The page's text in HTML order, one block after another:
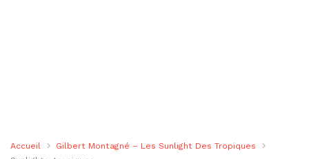
Accueil
Gilbert Montagné – Les Sunlight Des Tropiques